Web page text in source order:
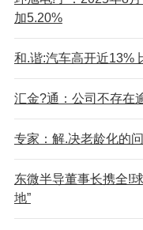
加5.20%
和.谐:汽车高开近13%
汇金?通：公司不存在
专家：解.决老龄化的
东微半导董事长携全!
地”